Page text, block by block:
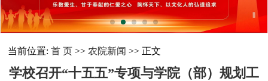
当前位置:首 页 >>农院新闻 >> 正文
学校召开“十五五”专项与学院（部）规划工